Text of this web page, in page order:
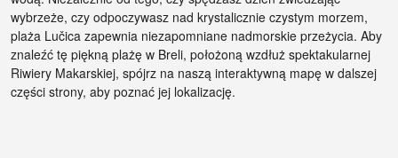
wybrzeże, czy odpoczywasz nad krystalicznie czystym morzem,
plaża Lučica zapewnia niezapomniane nadmorskie przeżycia. Aby
znaleźć tę piękną plażę w Breli, położoną wzdłuż spektakularnej
Riwiery Makarskiej, spójrz na naszą interaktywną mapę w dalszej
części strony, aby poznać jej lokalizację.